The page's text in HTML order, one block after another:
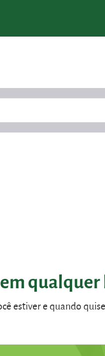
estiver e quando